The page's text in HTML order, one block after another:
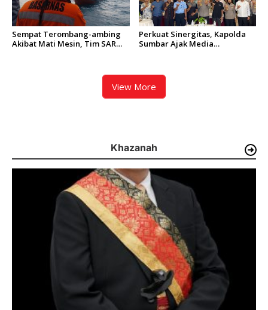
Sempat Terombang-ambing
Akibat Mati Mesin, Tim SAR
Perkuat Sinergitas, Kapolda
Sumbar Ajak Media
View More
Khazanah